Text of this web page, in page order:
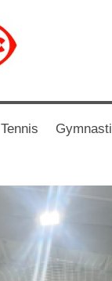
Tennis